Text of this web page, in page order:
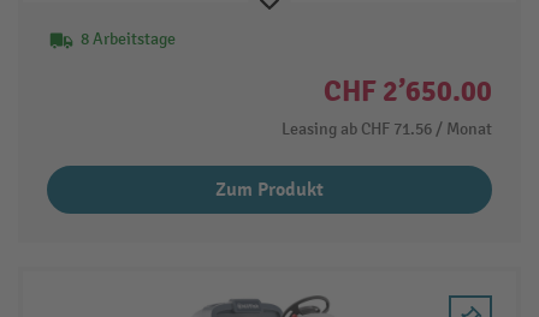
8 Arbeitstage
CHF 2’650.00
Leasing ab CHF 71.56 / Monat
Zum Produkt